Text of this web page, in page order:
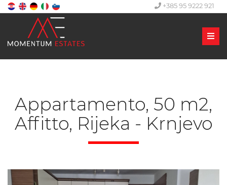
+385 95 9222 921
Appartamento, 50 m2,
Affitto, Rijeka - Krnjevo